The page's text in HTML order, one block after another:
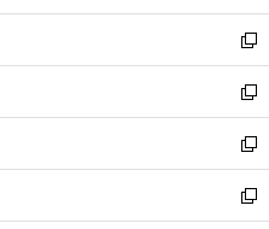
開
く
ウ
で
開
く
ン
ド
ウ
で
開
く
ウ
ィ
ン
ド
ウ
で
開
く
し
い
ウ
ィ
ン
ド
ウ
で
開
新
し
い
ウ
ィ
ン
ド
ウ
新
し
い
ウ
ィ
ン
新
し
い
ウ
新